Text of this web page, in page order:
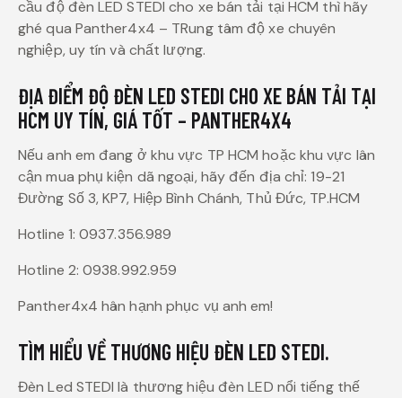
cầu độ đèn LED STEDI cho xe bán tải tại HCM thì hãy
ghé qua Panther4x4 – TRung tâm độ xe chuyên
nghiệp, uy tín và chất lượng.
ĐỊA ĐIỂM ĐỘ ĐÈN LED STEDI CHO XE BÁN TẢI TẠI
HCM UY TÍN, GIÁ TỐT – PANTHER4X4
Nếu anh em đang ở khu vực TP HCM hoặc khu vực lân
cận mua phụ kiện dã ngoại, hãy đến địa chỉ: 19-21
Đường Số 3, KP7, Hiệp Bình Chánh, Thủ Đức, TP.HCM
Hotline 1: 0937.356.989
Hotline 2: 0938.992.959
Panther4x4 hân hạnh phục vụ anh em!
TÌM HIỂU VỀ THƯƠNG HIỆU ĐÈN LED STEDI.
Đèn Led STEDI là thương hiệu đèn LED nổi tiếng thế